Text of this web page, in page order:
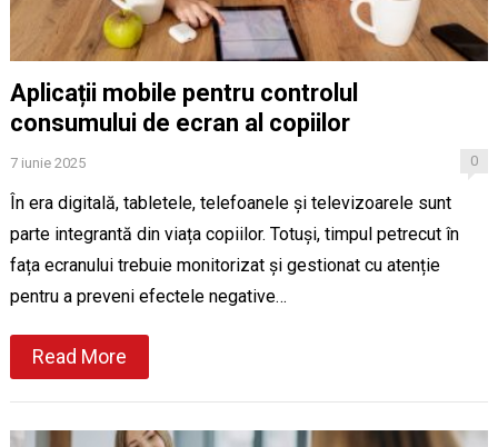
Aplicații mobile pentru controlul
consumului de ecran al copiilor
7 iunie 2025 0
În era digitală, tabletele, telefoanele și televizoarele sunt
parte integrantă din viața copiilor. Totuși, timpul petrecut în
fața ecranului trebuie monitorizat și gestionat cu atenție
pentru a preveni efectele negative…
Read More